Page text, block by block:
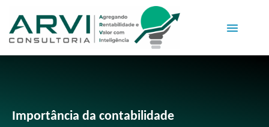
Importância da contabilidade